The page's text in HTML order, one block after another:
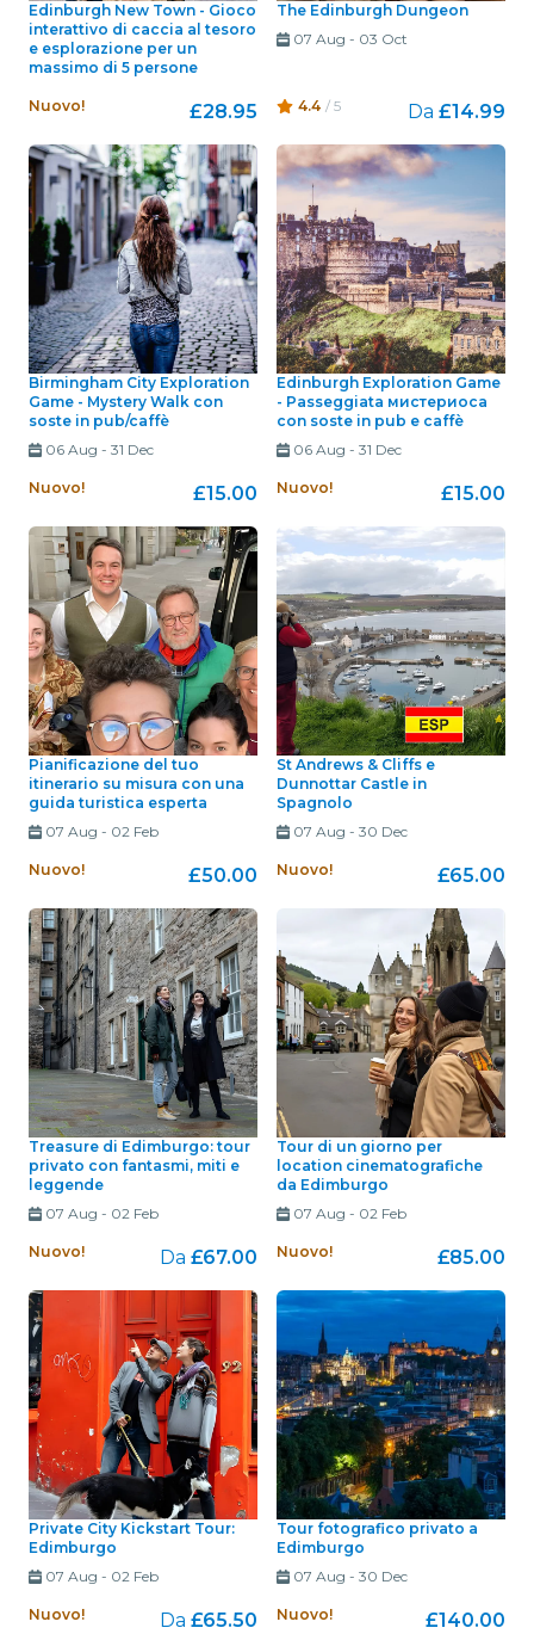
Edinburgh New Town - Gioco
interattivo di caccia al tesoro
e esplorazione per un
massimo di 5 persone
Nuovo! £28.95
The Edinburgh Dungeon
07 Aug - 03 Oct
4.4 / 5 Da £14.99
Birmingham City Exploration
Game - Mystery Walk con
soste in pub/caffè
06 Aug - 31 Dec
Nuovo! £15.00
Edinburgh Exploration Game
- Passeggiata мистериоса
con soste in pub e caffè
06 Aug - 31 Dec
Nuovo! £15.00
Pianificazione del tuo
itinerario su misura con una
guida turistica esperta
07 Aug - 02 Feb
Nuovo! £50.00
St Andrews & Cliffs e
Dunnottar Castle in
Spagnolo
07 Aug - 30 Dec
Nuovo! £65.00
Treasure di Edimburgo: tour
privato con fantasmi, miti e
leggende
07 Aug - 02 Feb
Nuovo! Da £67.00
Tour di un giorno per
location cinematografiche
da Edimburgo
07 Aug - 02 Feb
Nuovo! £85.00
Private City Kickstart Tour:
Edimburgo
07 Aug - 02 Feb
Nuovo! Da £65.50
Tour fotografico privato a
Edimburgo
07 Aug - 30 Dec
Nuovo! £140.00